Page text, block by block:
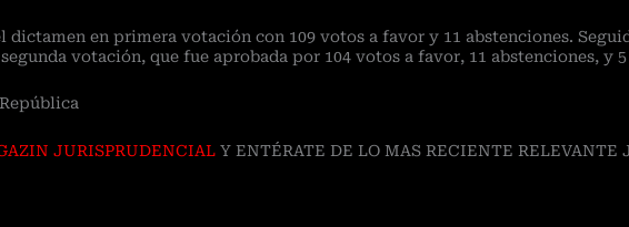
dictamen en primera votación con 109 votos a favor y 11 abstenciones.
votación, que fue aprobada por 104 votos a favor, 11 abstenciones, y
JURISPRUDENCIAL Y ENTÉRATE DE LO MAS RECIENTE RELEVANTE